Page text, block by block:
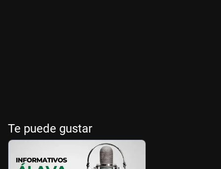
Te puede gustar